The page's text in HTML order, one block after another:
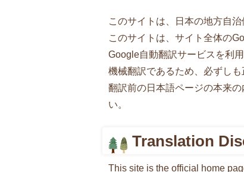
このサイトは、日本の地方自
このサイトは、サイト全体の
Google自動翻訳サービスを利
機械翻訳であるため、必ずしも
翻訳前の日本語ページの本来
い。
Translation
This site is the official home